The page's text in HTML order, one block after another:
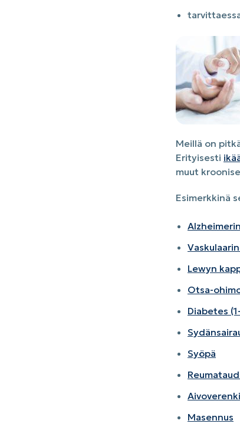
Meillä on
Erityisesti
muut
Esimerkkinä
Lewyn
Otsa-
Diabetes
Syöpä
Masennus